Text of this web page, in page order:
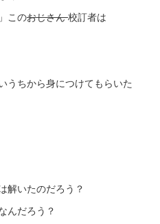
このおじさん校訂者は
うちから身につけてもらいた
解いたのだろう？
んだろう？